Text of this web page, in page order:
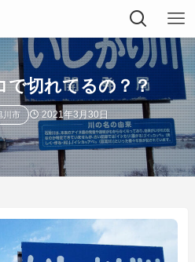
で切れてるの？？
川市
2021年3月30日